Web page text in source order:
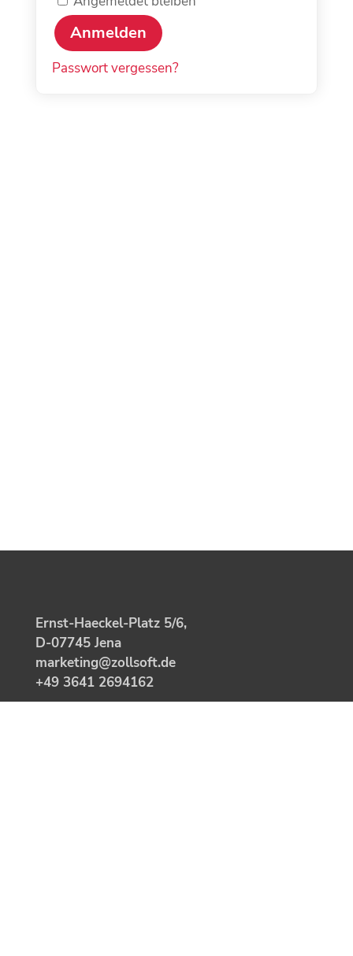
Anmelden
Passwort vergessen?
Ernst-Haeckel-Platz 5/6,
D-07745 Jena
marketing@zollsoft.de
+49 3641 2694162